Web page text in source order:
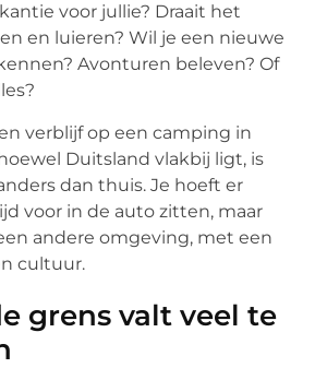
voor jullie? Draait het
en luieren? Wil je een nieuwe
Avonturen beleven? Of
verblijf op een camping in
Duitsland vlakbij ligt, is
dan thuis. Je hoeft er
voor in de auto zitten, maar
andere omgeving, met een
cultuur.
grens valt veel te